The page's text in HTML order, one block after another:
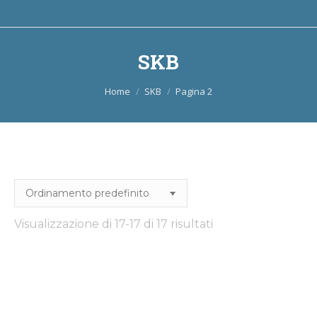
SKB
Tu sei qui:
Home SKB Pagina 2
Visualizzazione di 17-17 di 17 risultati